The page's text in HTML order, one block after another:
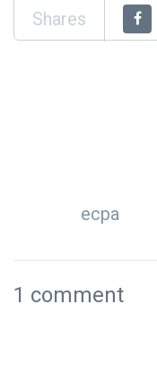
Shares
ecpa
1 comment